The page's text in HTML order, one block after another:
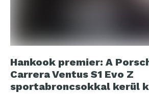
Hankook premier: A
Carrera Ventus S1 Evo Z
sportabroncsokkal kerül